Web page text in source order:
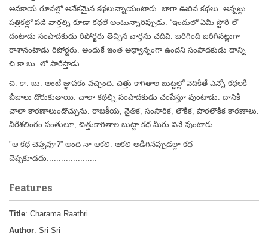
అవకాయ గూనల్లో అనేకమైన కథలున్నాయంటారు. బాగా ఊరిన కథలు. అన్నట్టు
పత్రికల్లో పడే వార్తల్ని కూడా కథలే అంటున్నారిప్పుడు. “ఇందులో ఏమీ స్టోరీ లే”
దంటాడు సంపాదకుడు రిపోర్టరు తెచ్చిన వార్తను చదివి. జరిగింది జరిగినట్లుగా
రాశానంటాడు రిపోర్టరు. అందుకే ఇంత అధ్వాన్నంగా ఉందని సంపాదకుడు దాన్ని
చి.కా.బు. లో పారేస్తాడు.
చి. కా. బు. అంటే జ్ఞాపకం వచ్చింది. చిత్తు కాగితాల బుట్టల్లో వెదికితే ఎన్నో కథలకి
బీజాలు దొరుకుతాయి. చాలా కథల్ని సంపాదకుడు చంపేస్తూ వుంటాడు. దానికి
చాలా కారణాలుండొచ్చును. రాజకీయ, నైతిక, సంసారిక, లౌకిక, పారలౌకిక కారణాలు.
వీరేశలింగం పంతులూ, చిత్తుకాగితాల బుట్టా కథ మీరు వినే వుంటారు.
"ఆ కథ చెప్పవూ?” అంది నా ఆకలి. ఆకలి అడిగినప్పుడల్లా కథ
చెప్పకూడదు.....................
Features
Title: Charama Raathri
Author: Sri Sri